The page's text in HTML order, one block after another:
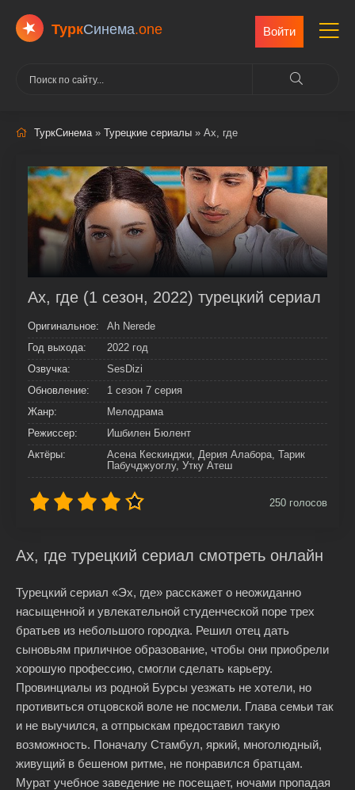
ТуркCинема.one Войти
ТуркСинема» Турецкие сериалы » Ах, где
Ах, где (1 сезон, 2022) турецкий сериал
Оригинальное:
Ah Nerede
Год выхода:
2022 год
Озвучка:
SesDizi
Обновление:
1 сезон 7 серия
Жанр:
Мелодрама
Режиссер:
Ишбилен Бюлент
Актёры:
Асена Кескинджи, Дерия Алабора, Тарик
Пабучджуоглу, Утку Атеш
250 голосов
Ах, где турецкий сериал смотреть онлайн
Турецкий сериал «Эх, где» расскажет о неожиданно
насыщенной и увлекательной студенческой поре трех
братьев из небольшого городка. Решил отец дать
сыновьям приличное образование, чтобы они приобрели
хорошую профессию, смогли сделать карьеру.
Провинциалы из родной Бурсы уезжать не хотели, но
противиться отцовской воле не посмели. Глава семьи так
и не выучился, а отпрыскам предоставил такую
возможность. Поначалу Стамбул, яркий, многолюдный,
живущий в бешеном ритме, не понравился братцам.
Мурат учебное заведение не посещает, ночами пропадая